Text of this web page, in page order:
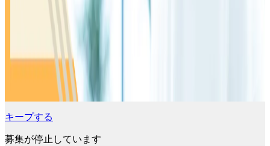
キープする
募集が停止しています